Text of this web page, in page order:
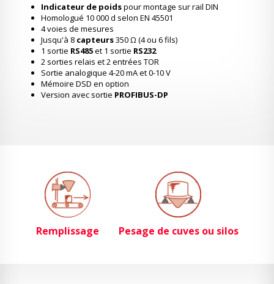
Indicateur de poidspour montage sur rail DIN
Homologué 10 000 d selon EN 45501
4 voies de mesures
Jusqu'à 8 capteurs350 Ω (4 ou 6 fils)
1 sortie RS485et 1 sortie RS232
2 sorties relais et 2 entrées TOR
Sortie analogique 4-20 mA et 0-10 V
Mémoire DSD en option
Version avec sortie PROFIBUS-DP
Remplissage Pesage de cuves ou silos